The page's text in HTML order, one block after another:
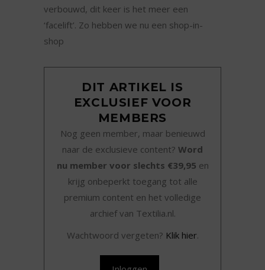
verbouwd, dit keer is het meer een
‘facelift’. Zo hebben we nu een shop-in-
shop
DIT ARTIKEL IS
EXCLUSIEF VOOR
MEMBERS
Nog geen member, maar benieuwd
naar de exclusieve content? Word
nu member voor slechts €39,95 en
krijg onbeperkt toegang tot alle
premium content en het volledige
archief van Textilia.nl.
Wachtwoord vergeten? Klik hier.